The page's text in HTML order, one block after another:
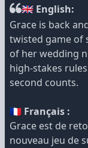
🇬🇧 English:
Grace is back
twisted game of
of her wedding
high-stakes
second counts.
🇫🇷 Français :
Grace est de
nouveau jeu de